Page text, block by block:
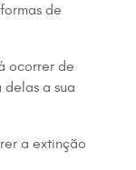
de
ocorrer de
delas a sua
a extinção